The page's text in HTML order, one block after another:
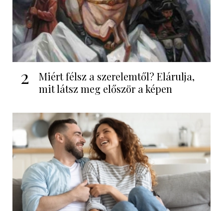
2
Miért félsz a szerelemtől? Elárulja,
mit látsz meg először a képen